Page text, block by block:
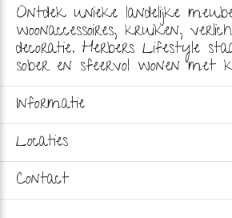
Ontdek unieke landelijke
woonaccessoires, kruiken,
decoratie. Herbers Lifestyle
sober en sfeervol wonen met
Informatie
Locaties
Contact